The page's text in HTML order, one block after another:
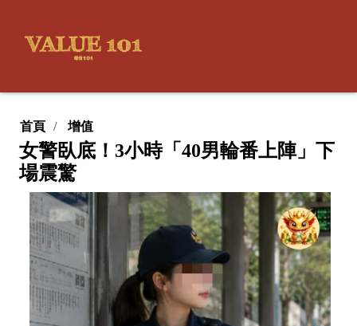
首頁 增值
女警臥底！3小時「40男輪番上陣」下
場震驚